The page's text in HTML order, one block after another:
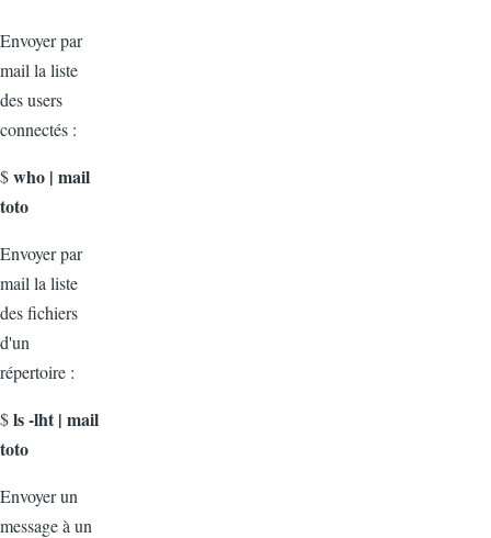
Envoyer par
mail la liste
des users
connectés :
$who | mail
toto
Envoyer par
mail la liste
des fichiers
d'un
répertoire :
$ls -lht | mail
toto
Envoyer un
message à un